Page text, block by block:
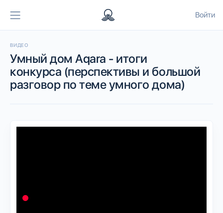
Войти
ВИДЕО
Умный дом Aqara - итоги
конкурса (перспективы и большой
разговор по теме умного дома)